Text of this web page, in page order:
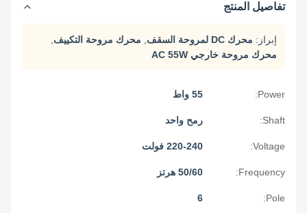
تفاصيل المنتج
محرك DC لمروحة السقف ,محرك مروحة التكييف,
محرك مروحة خارجي AC 55W
Power:
Shaft: رمح واحد
Voltage: 220-240 فولت
Frequency: 50/60 هرتز